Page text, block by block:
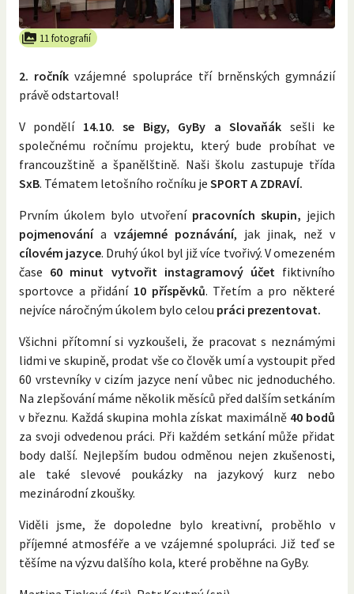
11 fotografií
2. ročníkvzájemné spolupráce tří brněnských gymnázií
právě odstartoval!
V pondělí 14.10. se Bigy, GyBy a Slovaňák sešli ke
společnému ročnímu projektu, který bude probíhat ve
francouzštině a španělštině. Naši školu zastupuje třída
SxB. Tématem letošního ročníku je SPORT A ZDRAVÍ.
Prvním úkolem bylo utvoření pracovních skupin, jejich
pojmenovánía vzájemné poznávání, jak jinak, než v
cílovém jazyce. Druhý úkol byl již více tvořivý. V omezeném
čase 60 minut vytvořit instagramový účetfiktivního
sportovce a přidání 10 příspěvků. Třetím a pro některé
nejvíce náročným úkolem bylo celou práci prezentovat.
Všichni přítomní si vyzkoušeli, že pracovat s neznámými
lidmi ve skupině, prodat vše co člověk umí a vystoupit před
60 vrstevníky v cizím jazyce není vůbec nic jednoduchého.
Na zlepšování máme několik měsíců před dalším setkáním
v březnu. Každá skupina mohla získat maximálně 40 bodů
za svoji odvedenou práci. Při každém setkání může přidat
body další. Nejlepším budou odměnou nejen zkušenosti,
ale také slevové poukázky na jazykový kurz nebo
mezinárodní zkoušky.
Viděli jsme, že dopoledne bylo kreativní, proběhlo v
příjemné atmosféře a ve vzájemné spolupráci. Již teď se
těšíme na výzvu dalšího kola, které proběhne na GyBy.